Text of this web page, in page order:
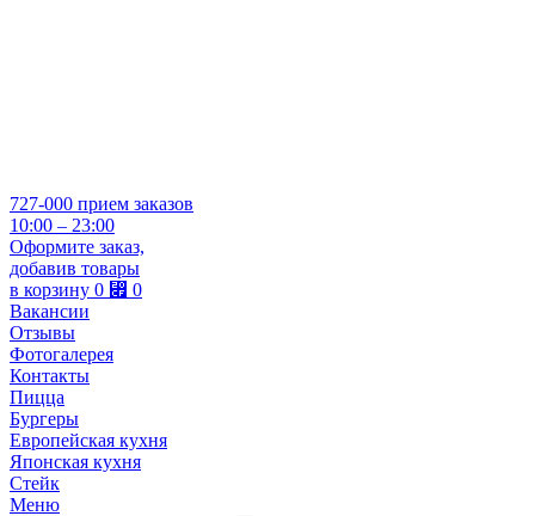
727-000 прием заказов
10:00 – 23:00
Оформите заказ,
добавив товары
в корзину 0 ⃏ 0
Вакансии
Отзывы
Фотогалерея
Контакты
Пицца
Бургеры
Европейская кухня
Японская кухня
Стейк
Меню